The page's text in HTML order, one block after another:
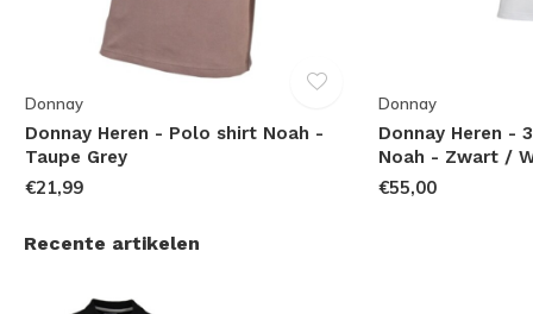
Donnay
Donnay Heren - Polo shirt Noah -
Taupe Grey
€21,99
Donnay
Donnay Heren -
Noah - Zwart /
€55,00
Recente artikelen